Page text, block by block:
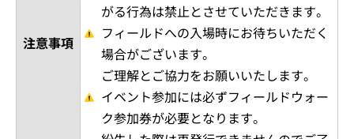
注意事項
がる行為は禁止とさせていただきます。
フィールドへの入場時にお待ちいただく
場合がございます。
ご理解とご協力をお願いいたします。
イベント参加には必ずフィールドウォー
ク参加券が必要となります。